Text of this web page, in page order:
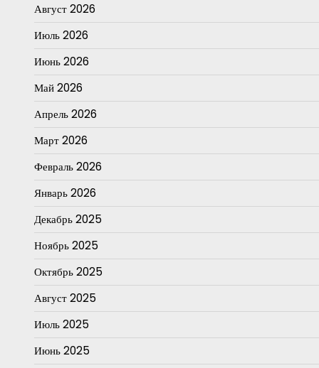
Август 2026
Июль 2026
Июнь 2026
Май 2026
Апрель 2026
Март 2026
Февраль 2026
Январь 2026
Декабрь 2025
Ноябрь 2025
Октябрь 2025
Август 2025
Июль 2025
Июнь 2025